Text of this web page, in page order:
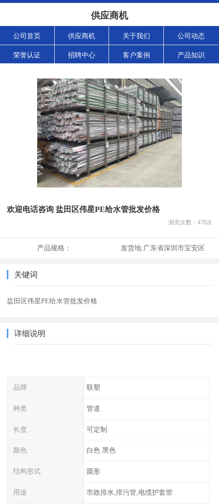
供应商机
公司首页 供应商机 关于我们 公司动态
荣誉认证 招聘中心 客户案例 产品知识
欢迎电话咨询 盐田区伟星PE给水管批发价格
浏览次数： 478次
产品规格： 发货地:广东省深圳市宝安区
关键词
盐田区伟星PE给水管批发价格
详细说明
品牌 联塑
种类 管道
长度 可定制
颜色 白色 黑色
结构形式 圆形
用途 市政排水,排污管,电缆护套管